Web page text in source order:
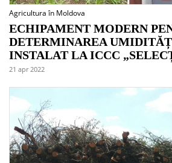
Agricultura în Moldova
ECHIPAMENT MODERN
DETERMINAREA
INSTALAT LA ICCC
21 apr 2022